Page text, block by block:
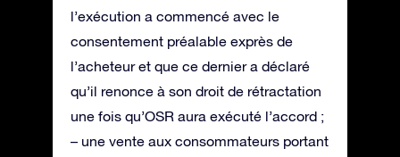
l’exécution a commencé avec le
consentement préalable exprès de
l’acheteur et que ce dernier a déclaré
qu’il renonce à son droit de rétractation
une fois qu’OSR aura exécuté l’accord ;
– une vente aux consommateurs portant